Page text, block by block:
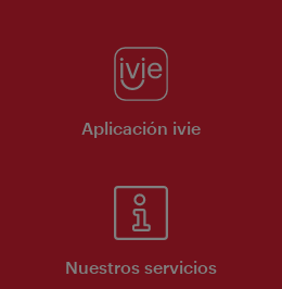
Aplicación ivie
Nuestros servicios